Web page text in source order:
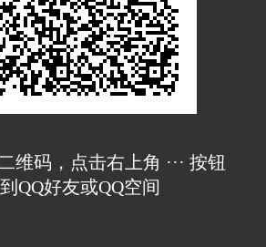
维码，点击右上角 ··· 按钮
QQ好友或QQ空间